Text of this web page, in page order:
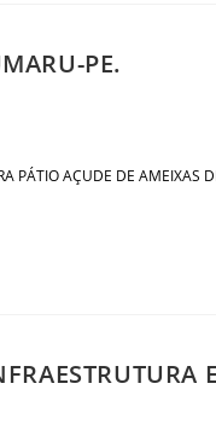
PE.
AÇUDE DE AMEIXAS